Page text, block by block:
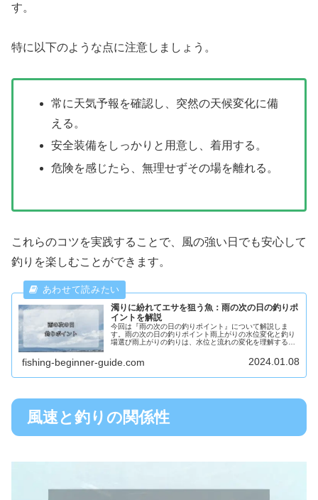
す。
特に以下のような点に注意しましょう。
常に天気予報を確認し、突然の天候変化に備
える。
安全装備をしっかりと用意し、着用する。
危険を感じたら、無理せずその場を離れる。
これらのコツを実践することで、風の強い日でも安心して
釣りを楽しむことができます。
濁りに紛れてエサを狙う魚：雨の次の日の釣りポ
イントを解説
今回は『雨の次の日の釣りポイント』について解説しま
す。雨の次の日の釣りポイント雨上がりの水位変化と釣り
場選び雨上がりの釣りは、水位と流れの変化を理解するこ
移動することがあります。以下の点を...
fishing-beginner-guide.com 2024.01.08
風速と釣りの関係性